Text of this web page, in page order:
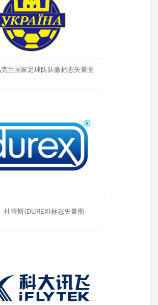
兰国家足球队队徽标志矢量图
杜蕾斯(DUREX)标志矢量图